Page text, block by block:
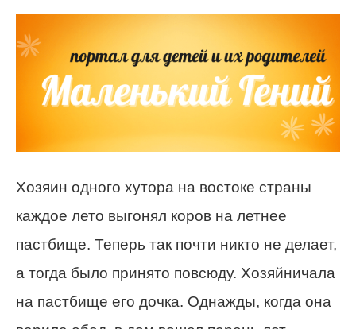
Хозяин одного хутора на востоке страны
каждое лето выгонял коров на летнее
пастбище. Теперь так почти никто не делает,
а тогда было принято повсюду. Хозяйничала
на пастбище его дочка. Однажды, когда она